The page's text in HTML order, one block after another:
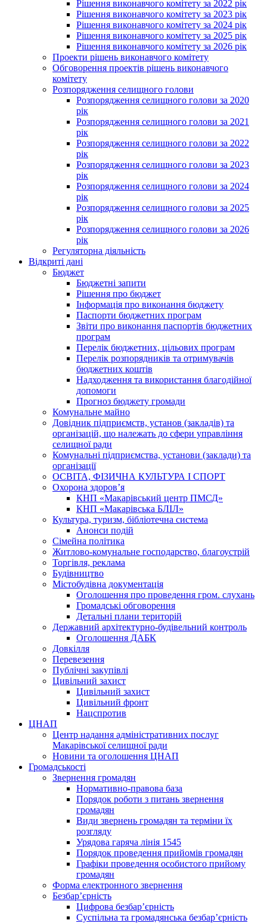
Рішення виконавчого комітету за 2022 рік
Рішення виконавчого комітету за 2023 рік
Рішення виконавчого комітету за 2024 рік
Рішення виконавчого комітету за 2025 рік
Рішення виконавчого комітету за 2026 рік
Проекти рішень виконавчого комітету
Обговорення проектів рішень виконавчого
комітету
Розпорядження селищного голови
Розпорядження селищного голови за 2020
рік
Розпорядження селищного голови за 2021
рік
Розпорядження селищного голови за 2022
рік
Розпорядження селищного голови за 2023
рік
Розпорядження селищного голови за 2024
рік
Розпорядження селищного голови за 2025
рік
Розпорядження селищного голови за 2026
рік
Регуляторна діяльність
Відкриті дані
Бюджет
Бюджетні запити
Рішення про бюджет
Інформація про виконання бюджету
Паспорти бюджетних програм
Звіти про виконання паспортів бюджетних
програм
Перелік бюджетних, цільових програм
Перелік розпорядників та отримувачів
бюджетних коштів
Надходження та використання благодійної
допомоги
Прогноз бюджету громади
Комунальне майно
Довідник підприємств, установ (закладів) та
організацій, що належать до сфери управління
селищної ради
Комунальні підприємства, установи (заклади) та
організації
ОСВІТА, ФІЗИЧНА КУЛЬТУРА І СПОРТ
Охорона здоров’я
КНП «Макарівський центр ПМСД»
КНП «Макарівська БЛІЛ»
Культура, туризм, бібліотечна система
Анонси подій
Сімейна політика
Житлово-комунальне господарство, благоустрій
Торгівля, реклама
Будівництво
Містобудівна документація
Оголошення про проведення гром. слухань
Громадські обговорення
Детальні плани територій
Державний архітектурно-будівельний контроль
Оголошення ДАБК
Довкілля
Перевезення
Публічні закупівлі
Цивільний захист
Цивільний захист
Цивільний фронт
Нацспротив
ЦНАП
Центр надання адміністративних послуг
Макарівської селищної ради
Новини та оголошення ЦНАП
Громадськості
Звернення громадян
Нормативно-правова база
Порядок роботи з питань звернення
громадян
Види звернень громадян та терміни їх
розгляду
Урядова гаряча лінія 1545
Порядок проведення прийомів громадян
Графіки проведення особистого прийому
громадян
Форма електронного звернення
Безбар’єрність
Цифрова безбар’єрність
Суспільна та громадянська безбар’єрність